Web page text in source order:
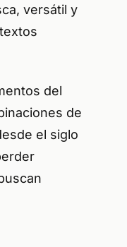
versátil y
del
de
el siglo